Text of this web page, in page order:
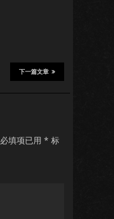
下一篇文章
必填项已用 * 标